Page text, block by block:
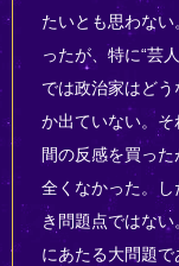
たいとも思わな
ったが、特に“芸
では政治家はど
か出ていない。
間の反感を買っ
全くなかった。し
き問題点ではない
にあたる大問題